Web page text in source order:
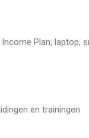
Plan, laptop,
en trainingen